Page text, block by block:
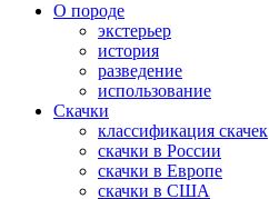
О породе
экстерьер
история
разведение
использование
Скачки
классификация скачек
скачки в России
скачки в Европе
скачки в США